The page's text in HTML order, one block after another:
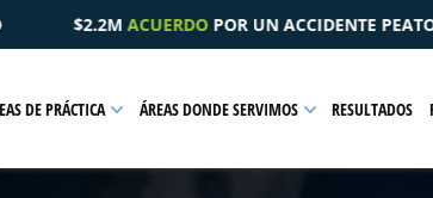
PEATONAL QUE RESULTÓ EN UNA LESIÓN
DE PRÁCTICA ÁREAS DONDE SERVIMOS RESULTADOS